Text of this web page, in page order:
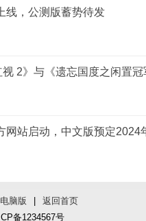
线，公测版蓄势待发
2》与《遗忘国度之闲置
网站启动，中文版预定2024
脑版
返回首页
备1234567号